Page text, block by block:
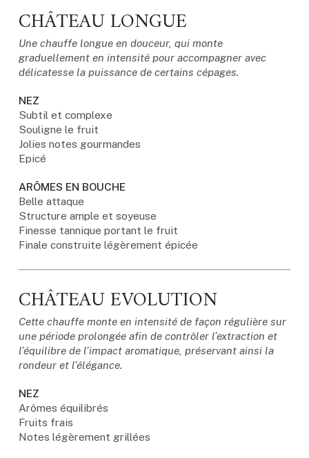
CHÂTEAU LONGUE
Une chauffe longue en douceur, qui monte
graduellement en intensité pour accompagner avec
délicatesse la puissance de certains cépages.
NEZ
Subtil et complexe
Souligne le fruit
Jolies notes gourmandes
Epicé
ARÔMES EN BOUCHE
Belle attaque
Structure ample et soyeuse
Finesse tannique portant le fruit
Finale construite légèrement épicée
NEZ
Arômes équilibrés
Fruits frais
Notes légèrement grillées
CHÂTEAU EVOLUTION
Cette chauffe monte en intensité de façon régulière sur
une période prolongée afin de contrôler l’extraction et
l’équilibre de l’impact aromatique, préservant ainsi la
rondeur et l’élégance.